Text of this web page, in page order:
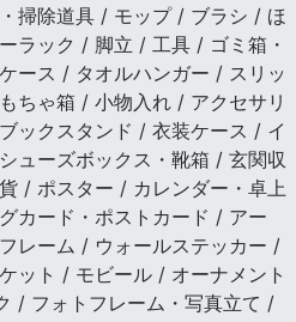
掃除道具 / モップ / ブラシ / ほ
ラック / 脚立 / 工具 / ゴミ箱・
ース / タオルハンガー / スリッ
ちゃ箱 / 小物入れ / アクセサリ
ックスタンド / 衣装ケース / イ
ューズボックス・靴箱 / 玄関収
/ ポスター / カレンダー・卓上
カード・ポストカード / アー
レーム / ウォールステッカー /
ット / モビール / オーナメント
/ フォトフレーム・写真立て /